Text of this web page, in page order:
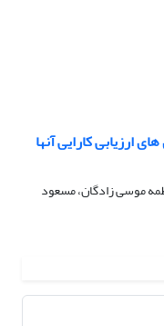
ارزیابی کارایی آنها
موسی زادگان، مسعود